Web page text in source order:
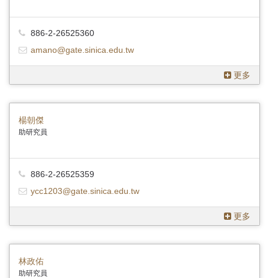
886-2-26525360
amano@gate.sinica.edu.tw
更多
楊朝傑
助研究員
886-2-26525359
ycc1203@gate.sinica.edu.tw
更多
林政佑
助研究員